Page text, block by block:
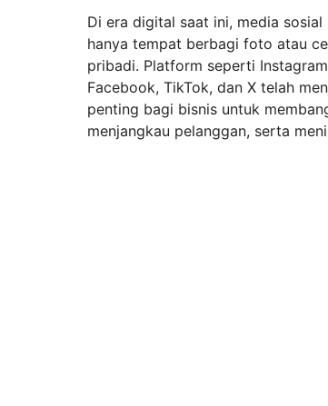
Di era digital saat ini, media sosial
hanya tempat berbagi foto atau
pribadi. Platform seperti
Facebook, TikTok, dan X telah
penting bagi bisnis untuk
menjangkau pelanggan, serta